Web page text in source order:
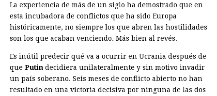
La experiencia de más de un siglo ha demostrado que en
esta incubadora de conflictos que ha sido Europa
históricamente, no siempre los que abren las hostilidades
son los que acaban venciendo. Más bien al revés.
Es inútil predecir qué va a ocurrir en Ucrania después de
que Putin decidiera unilateralmente y sin motivo invadir
un país soberano. Seis meses de conflicto abierto no han
resultado en una victoria decisiva por ninguna de las dos